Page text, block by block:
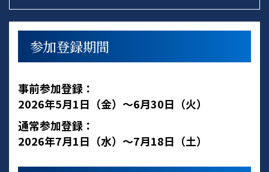
参加登録期間
事前参加登録：
2026年5月1日（金）～6月30日（火）
通常参加登録：
2026年7月1日（水）～7月18日（土）